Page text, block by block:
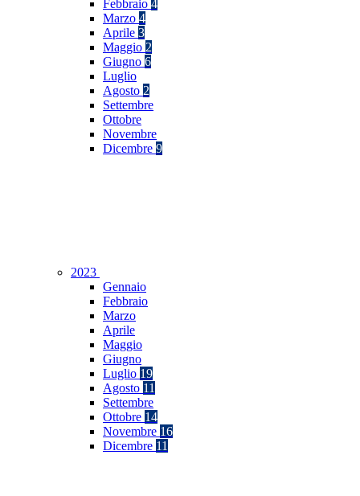
Febbraio 4
Marzo 4
Aprile 3
Maggio 2
Giugno 6
Luglio
Agosto 2
Settembre
Ottobre
Novembre
Dicembre 9
2023
Gennaio
Febbraio
Marzo
Aprile
Maggio
Giugno
Luglio 19
Agosto 11
Settembre
Ottobre 14
Novembre 16
Dicembre 11